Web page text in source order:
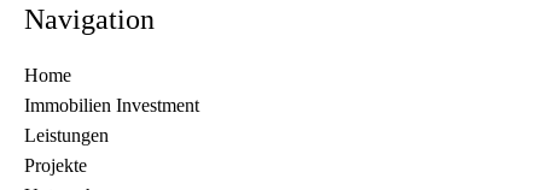
Navigation
Home
Immobilien Investment
Leistungen
Projekte